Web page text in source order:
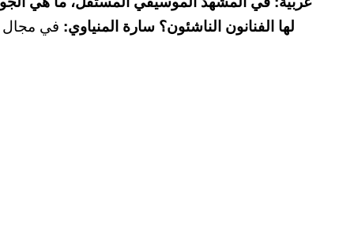
لها الفنانون الناشئون؟ سارة المنياوي: في مجال